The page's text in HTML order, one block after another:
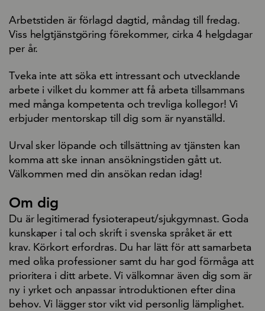
Arbetstiden är förlagd dagtid, måndag till fredag.
Viss helgtjänstgöring förekommer, cirka 4 helgdagar
per år.
Tveka inte att söka ett intressant och utvecklande
arbete i vilket du kommer att få arbeta tillsammans
med många kompetenta och trevliga kollegor! Vi
erbjuder mentorskap till dig som är nyanställd.
Urval sker löpande och tillsättning av tjänsten kan
komma att ske innan ansökningstiden gått ut.
Välkommen med din ansökan redan idag!
Om dig
Du är legitimerad fysioterapeut/sjukgymnast. Goda
kunskaper i tal och skrift i svenska språket är ett
krav. Körkort erfordras. Du har lätt för att samarbeta
med olika professioner samt du har god förmåga att
prioritera i ditt arbete. Vi välkomnar även dig som är
ny i yrket och anpassar introduktionen efter dina
behov. Vi lägger stor vikt vid personlig lämplighet.